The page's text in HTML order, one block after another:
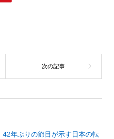
年ぶりの節目が示す日本の転